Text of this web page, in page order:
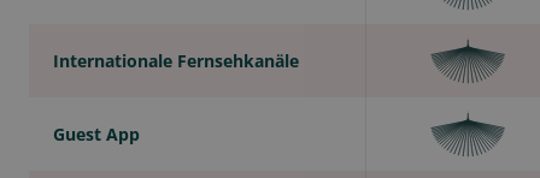
Internationale Fernsehkanäle
Guest App